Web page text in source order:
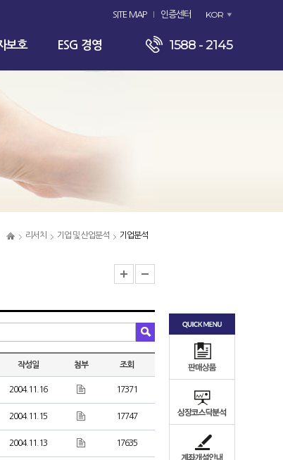
SITE MAP 인증센터 KOR
보호 ESG 경영 1588 - 2145
리서치 기업 및 산업분석 기업분석
작성일 첨부 조회
2004.11.16 17371
2004.11.15 17747
2004.11.13 17635